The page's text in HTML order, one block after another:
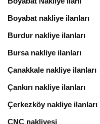
Boyabat nakliye ilanları
Burdur nakliye ilanları
Bursa nakliye ilanları
Çanakkale nakliye ilanları
Çankırı nakliye ilanları
Çerkezköy nakliye ilanları
CNC nakliyesi